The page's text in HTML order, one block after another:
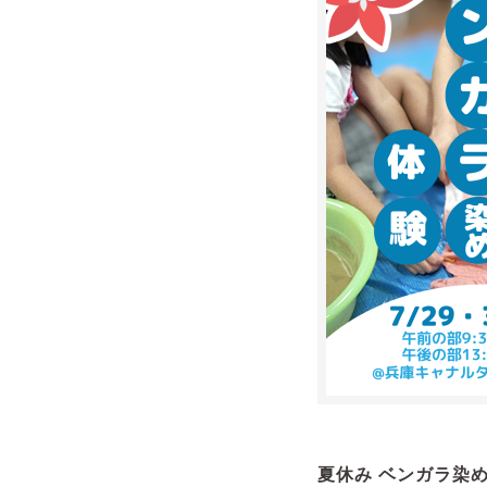
夏休み ベンガラ染